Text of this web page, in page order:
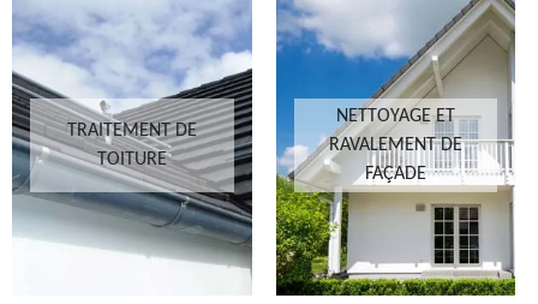
TRAITEMENT DE
TOITURE
NETTOYAGE ET
RAVALEMENT DE
FAÇADE